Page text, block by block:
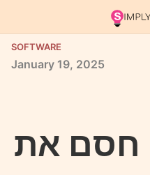
SOFTWARE
January 19, 2025
חסם את